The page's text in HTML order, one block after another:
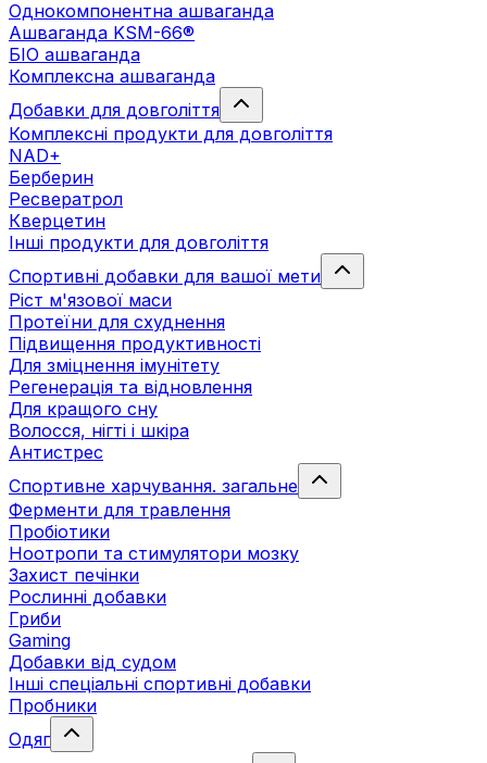
Однокомпонентна ашваганда
Ашваганда KSM-66®
БІО ашваганда
Комплексна ашваганда
Добавки для довголіття
Комплексні продукти для довголіття
NAD+
Берберин
Ресвератрол
Кверцетин
Інші продукти для довголіття
Спортивні добавки для вашої мети
Ріст м'язової маси
Протеїни для схуднення
Підвищення продуктивності
Для зміцнення імунітету
Регенерація та відновлення
Для кращого сну
Волосся, нігті і шкіра
Антистрес
Спортивне харчування. загальне
Ферменти для травлення
Пробіотики
Ноотропи та стимулятори мозку
Захист печінки
Рослинні добавки
Гриби
Gaming
Добавки від судом
Інші спеціальні спортивні добавки
Пробники
Одяг